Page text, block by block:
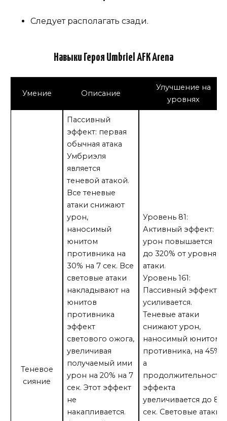
Следует располагать сзади.
Навыки Героя Umbriel AFK Arena
Умение Описание
Улучшение на
уровнях
Теневое
сияние
Пассивный
эффект: первая
обычная атака
Умбриэля
является
теневой атакой.
Все теневые
атаки снижают
урон,
наносимый
юнитом
противника на
30% на 7 сек. Все
световые атаки
накладывают на
юнитов
противника
эффект
светового ожога,
увеличивая
получаемый ими
урон на 20% на 7
сек. Этот эффект
не
накапливается.
Уровень 81:
Активный эффект:
урон повышается
до 320% от уровня
атаки.
Уровень 161:
Пассивный эффект
усиливается.
Теневые атаки
снижают урон,
наносимый юнитом
противника, на 45%,
а
продолжительность
эффекта
увеличивается до 8
сек. Световые атаки